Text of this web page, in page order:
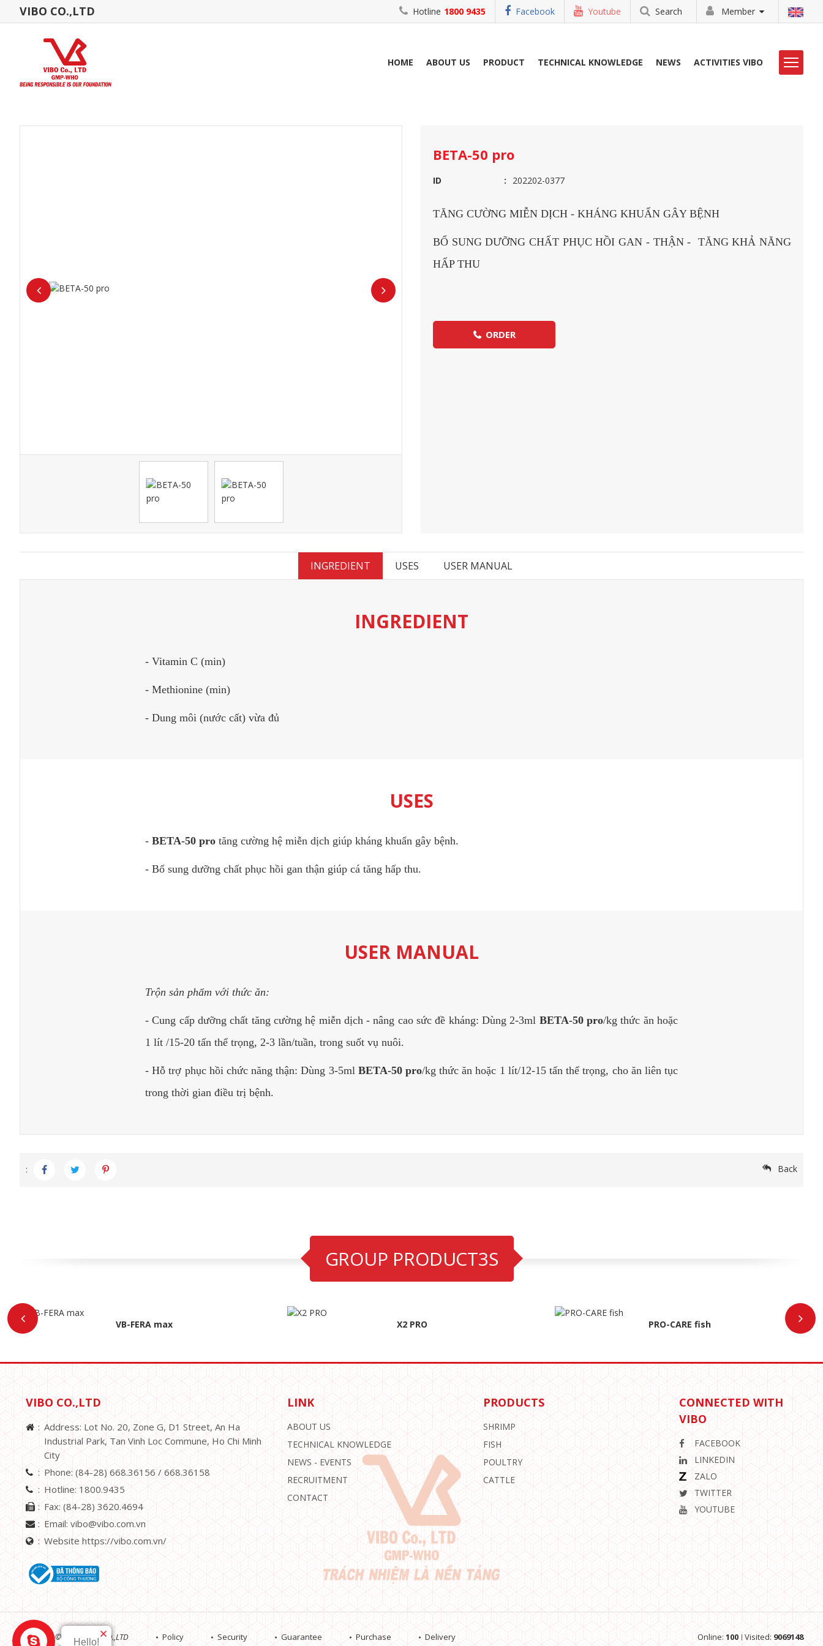
VIBO CO.,LTD Hotline 1800 9435 Facebook Youtube Search Member
HOME ABOUT US PRODUCT TECHNICAL KNOWLEDGE NEWS ACTIVITIES VIBO
Home Page Product3 List
BETA-50 pro
ID 202202-0377
TĂNG CƯỜNG MIỄN DỊCH - KHÁNG KHUẨN GÂY BỆNH
BỔ SUNG DƯỠNG CHẤT PHỤC HỒI GAN - THẬN - TĂNG KHẢ NĂNG
HẤP THU
ORDER
INGREDIENT USES USER MANUAL
INGREDIENT
- Vitamin C (min)
- Methionine (min)
- Dung môi (nước cất) vừa đủ
USES
- BETA-50 pro tăng cường hệ miễn dịch giúp kháng khuẩn gây bệnh.
- Bổ sung dưỡng chất phục hồi gan thận giúp cá tăng hấp thu.
USER MANUAL
Trộn sản phẩm với thức ăn:
- Cung cấp dưỡng chất tăng cường hệ miễn dịch - nâng cao sức đề kháng: Dùng 2-3ml BETA-50 pro/kg thức ăn hoặc
1 lít /15-20 tấn thể trọng, 2-3 lần/tuần, trong suốt vụ nuôi.
- Hỗ trợ phục hồi chức năng thận: Dùng 3-5ml BETA-50 pro/kg thức ăn hoặc 1 lít/12-15 tấn thể trọng, cho ăn liên tục
trong thời gian điều trị bệnh.
: Back
GROUP PRODUCT3S
VB-FERA max X2 PRO PRO-CARE fish
VIBO CO.,LTD
Address: Lot No. 20, Zone G, D1 Street, An Ha
Industrial Park, Tan Vinh Loc Commune, Ho Chi Minh
City
Phone: (84-28) 668.36156 / 668.36158
Hotline: 1800.9435
Fax: (84-28) 3620.4694
Email: vibo@vibo.com.vn
Website https://vibo.com.vn/
LINK
ABOUT US
TECHNICAL KNOWLEDGE
NEWS - EVENTS
RECRUITMENT
CONTACT
PRODUCTS
SHRIMP
FISH
POULTRY
CATTLE
CONNECTED WITH
VIBO
FACEBOOK
LINKEDIN
ZALO
TWITTER
YOUTUBE
Copyright © 2019 VIBO CO.,LTD
Policy Security Guarantee Purchase Delivery Online: 100 Visited: 9069148
Hello!